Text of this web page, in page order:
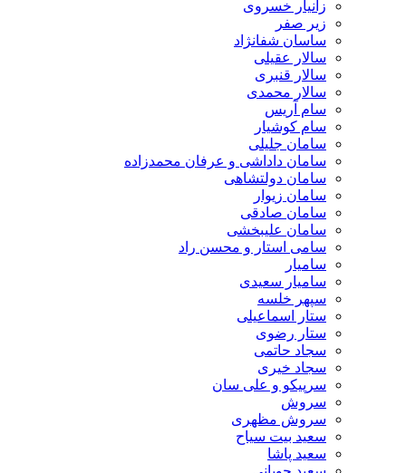
زانیار خسروی
زیر صفر
ساسان شفانژاد
سالار عقیلی
سالار قنبری
سالار محمدی
سام آریس
سام کوشیار
سامان جلیلی
سامان داداشی و عرفان محمدزاده
سامان دولتشاهی
سامان زیوار
سامان صادقی
سامان علیبخشی
سامی استار و محسن راد
سامیار
سامیار سعیدی
سپهر خلسه
ستار اسماعیلی
ستار رضوی
سجاد حاتمی
سجاد خیری
سرپیکو و علی سان
سروش
سروش مظهری
سعید بیت سیاح
سعید پاشا